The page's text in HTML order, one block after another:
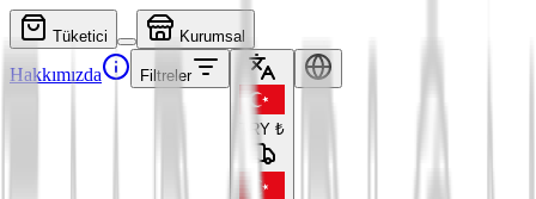
Tüketici Kurumsal
Hakkımızda Filtreler
TRY ₺